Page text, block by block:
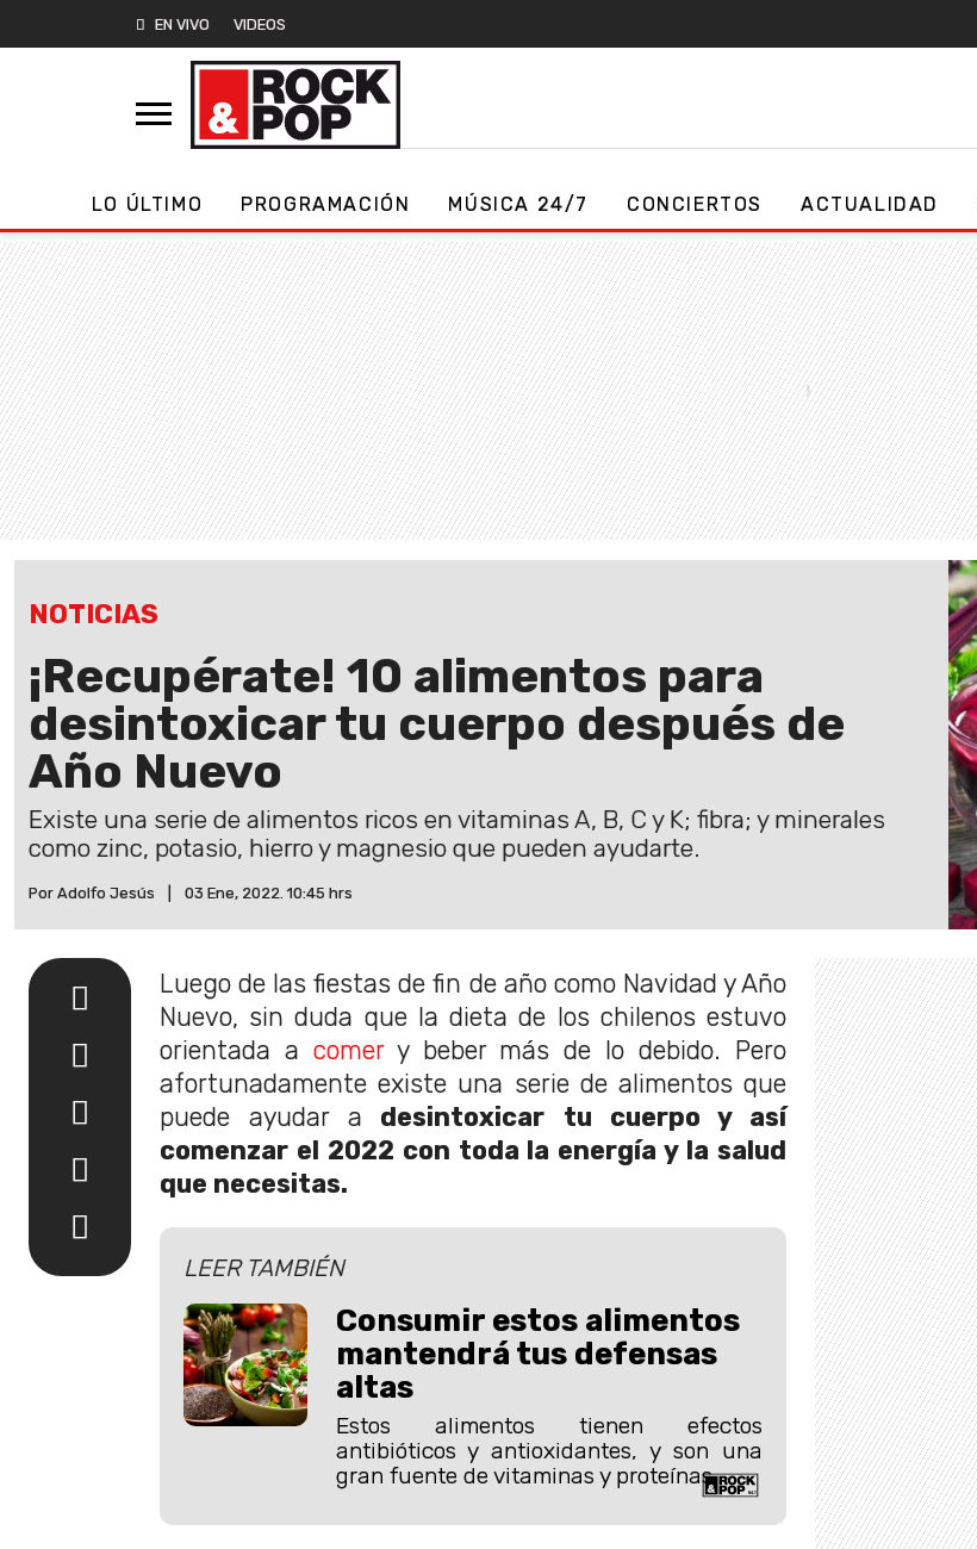
EN VIVO VIDEOS
LO ÚLTIMO PROGRAMACIÓN MÚSICA 24/7 CONCIERTOS ACTUALIDAD
NOTICIAS
¡Recupérate! 10 alimentos para
desintoxicar tu cuerpo después de
Año Nuevo
Existe una serie de alimentos ricos en vitaminas A, B, C y K; fibra; y minerales
como zinc, potasio, hierro y magnesio que pueden ayudarte.
Por Adolfo Jesús 03 Ene, 2022. 10:45 hrs
Luego de las fiestas de fin de año como Navidad y Año
Nuevo, sin duda que la dieta de los chilenos estuvo
orientada a comery beber más de lo debido. Pero
afortunadamente existe una serie de alimentos que
puede ayudar a desintoxicar tu cuerpo y así
comenzar el 2022 con toda la energía y la salud
que necesitas.
LEER TAMBIÉN
Consumir estos alimentos
mantendrá tus defensas
altas
Estos alimentos tienen efectos
antibióticos y antioxidantes, y son una
gran fuente de vitaminas y proteínas.